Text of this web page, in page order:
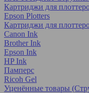
Картриджи для
Epson Plotters
Картриджи для
Canon Ink
Brother Ink
Epson Ink
HP Ink
Памперс
Ricoh Gel
Уценённые товары